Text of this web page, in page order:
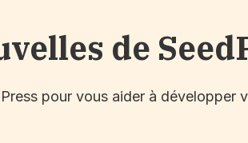
de
pour vous aider à développer